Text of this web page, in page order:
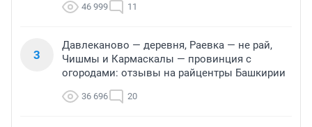
46 999 11
3
Давлеканово — деревня, Раевка — не рай,
Чишмы и Кармаскалы — провинция с
огородами: отзывы на райцентры Башкирии
36 696 20